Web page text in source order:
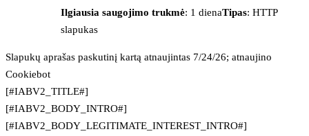
Ilgiausia saugojimo trukmė: 1 dienaTipas: HTTP
slapukas
Slapukų aprašas paskutinį kartą atnaujintas 7/24/26; atnaujino
Cookiebot
[#IABV2_TITLE#]
[#IABV2_BODY_INTRO#]
[#IABV2_BODY_LEGITIMATE_INTEREST_INTRO#]